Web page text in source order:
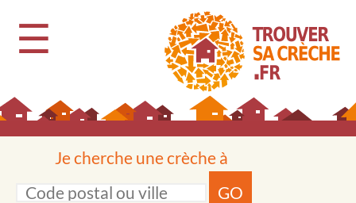
☰
Je cherche une crèche à
GO